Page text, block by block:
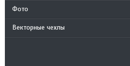
Фото
Векторные чехлы